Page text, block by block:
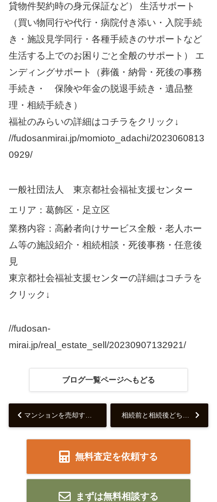
貸物件契約時の身元保証など）
生活サポート
（買い物同行や代行・病院付き添い・入院手続
き・施設見学同行・各種手続きのサポートなど
生活する上でのお困りごと全般のサポート）
エ
ンディングサポート（葬儀・納骨・死後の事務
手続き・ 保険や年金の脱退手続き・遺品整
理・相続手続き）
福祉のみらいの詳細はコチラをクリック ↓
//fudosanmirai.jp/momioto_adachi/2023060813
0929/
一般社団法人 東京都社会福祉支援センター
エリア：葛飾区・足立区
業務内容：高齢者向けサービス全般・老人ホー
ム等の施設紹介・相続相談・死後事務・任意後
見
東京都社会福祉支援センターの詳細はコチラを
クリック↓
//fudosan-
mirai.jp/real_estate_sell/20230907132921/
ブログ一覧ページへもどる
無料査定を依頼する
まずは無料相談する